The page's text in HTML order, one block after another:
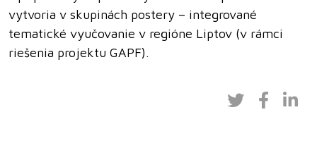
vytvoria v skupinách postery – integrované
tematické vyučovanie v regióne Liptov (v rámci
riešenia projektu GAPF).